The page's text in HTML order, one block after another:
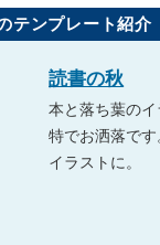
テンプレート紹介
読書の秋
本と落ち葉の
特でお洒落で
イラストに。